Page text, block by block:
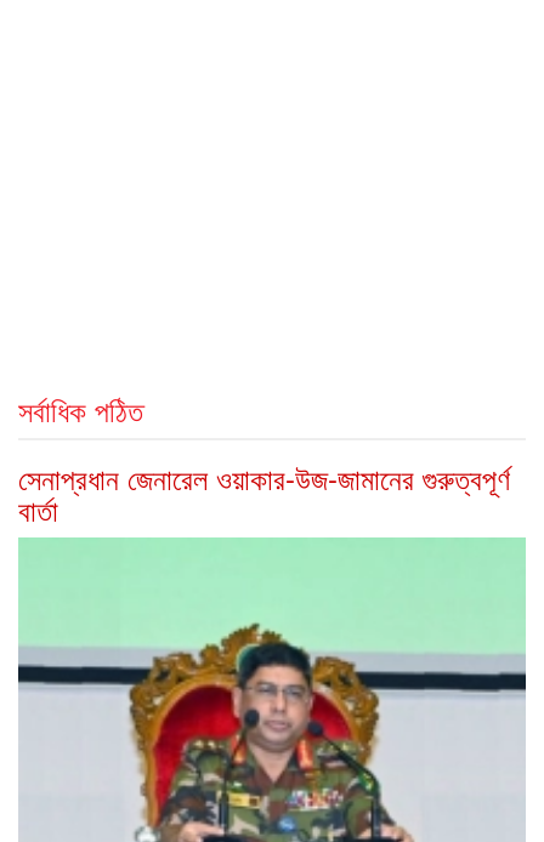
সর্বাধিক পঠিত
সেনাপ্রধান জেনারেল ওয়াকার-উজ-জামানের গুরুত্বপূর্ণ
বার্তা